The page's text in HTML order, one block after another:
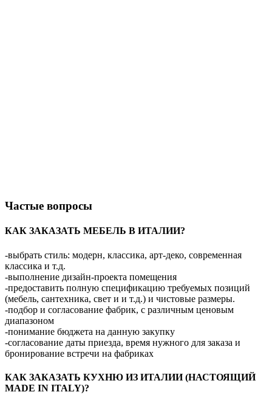
Частые вопросы
КАК ЗАКАЗАТЬ МЕБЕЛЬ В ИТАЛИИ?
-выбрать стиль: модерн, классика, арт-деко, современная
классика и т.д.
-выполнение дизайн-проекта помещения
-предоставить полную спецификацию требуемых позиций
(мебель, сантехника, свет и и т.д.) и чистовые размеры.
-подбор и согласование фабрик, с различным ценовым
диапазоном
-понимание бюджета на данную закупку
-согласование даты приезда, время нужного для заказа и
бронирование встречи на фабриках
КАК ЗАКАЗАТЬ КУХНЮ ИЗ ИТАЛИИ (НАСТОЯЩИЙ
MADE IN ITALY)?